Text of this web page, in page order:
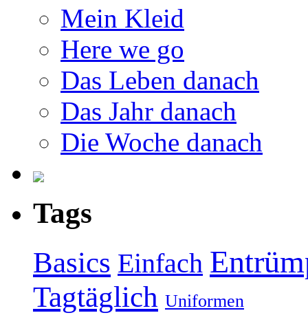
Mein Kleid
Here we go
Das Leben danach
Das Jahr danach
Die Woche danach
Tags
Basics Einfach
Tagtäglich Uniformen